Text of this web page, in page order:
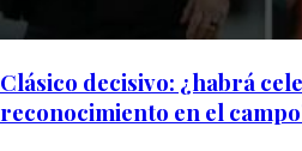
Clásico decisivo: ¿habrá
reconocimiento en el